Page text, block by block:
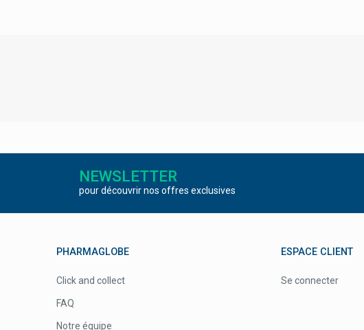
NEWSLETTER
pour découvrir nos offres exclusives
PHARMAGLOBE
Click and collect
FAQ
Notre équipe
ESPACE CLIENT
Se connecter